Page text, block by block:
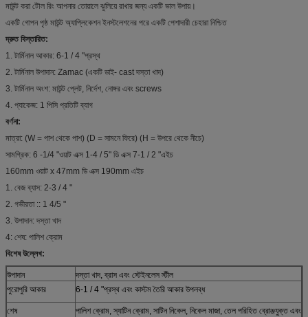
মাউন্ট করা টৌল রিং আপনার তোয়ালে ঝুলিয়ে রাখার জন্য একটি ভাল উপায়।
একটি গোপন পৃষ্ঠ মাউন্ট অ্যাপ্লিকেশন ইনস্টলেশনের পরে একটি পেশাদারী চেহারা নিশ্চিত
দ্রুত বিস্তারিত:
1. টার্মিনাল আকার: 6-1 / 4 "প্রস্থ
2. টার্মিনাল উপাদান: Zamac (একটি ডাই- cast দস্তা খাদ)
3. টার্মিনাল অংশ: মাউন্ট প্লেট, নির্দেশ, নোঙ্গর এবং screws
4. প্যাকেজ: 1 পিসি প্রতিটি ব্যাগ
বর্ণনা:
মাত্রা: (W = পাশ থেকে পাশ) (D = সামনে ফিরে) (H = উপরে থেকে নীচে)
সামগ্রিক: 6 -1/4 "ওয়াট এক্স 1-4 / 5" ডি এক্স 7-1 / 2 "এইচ
160mm ওয়াট x 47mm ডি এক্স 190mm এইচ
1. বেজ ব্যাস: 2-3 / 4 "
2. গভীরতা :: 1 4/5 "
3. উপাদান: দস্তা খাদ
4: শেষ: পালিশ ক্রোম
বিশেষ উল্লেখ:
উপাদান
দস্তা খাদ, ব্রাস এবং স্টেইনলেস স্টীল
পুরোপুরি আকার
6-1 / 4 "প্রস্থ এবং কাস্টম তৈরি আকার উপলব্ধ
শেষ
পালিশ ক্রোম, স্যাটিন ক্রোম, সাটিন নিকেল, নিকেল মাজা, তেল পরিহিত ব্রোঞ্জযুক্ত এবং